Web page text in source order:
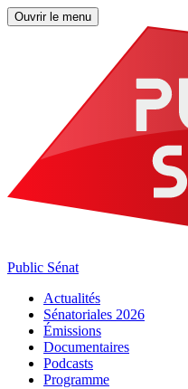
Ouvrir le menu
Public Sénat
Actualités
Sénatoriales 2026
Émissions
Documentaires
Podcasts
Programme